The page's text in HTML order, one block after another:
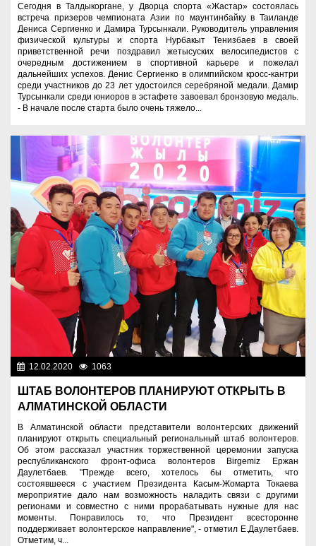
Сегодня в Талдыкоргане, у Дворца спорта «Жастар» состоялась
встреча призеров чемпионата Азии по маунтинбайку в Таиланде
Дениса Сергиенко и Дамира Турсынкали. Руководитель управления
физической культуры и спорта Нурбакыт Тенизбаев в своей
приветственной речи поздравил жетысуских велосипедистов с
очередным достижением в спортивной карьере и пожелал
дальнейших успехов. Денис Сергиенко в олимпийском кросс-кантри
среди участников до 23 лет удостоился серебряной медали. Дамир
Турсынкали среди юниоров в эстафете завоевал бронзовую медаль.
- В начале после старта было очень тяжело...
12.02.2020 1063
ШТАБ ВОЛОНТЕРОВ ПЛАНИРУЮТ ОТКРЫТЬ В
АЛМАТИНСКОЙ ОБЛАСТИ
В Алматинской области представители волонтерских движений
планируют открыть специальный региональный штаб волонтеров.
Об этом рассказал участник торжественной церемонии запуска
республиканского фронт-офиса волонтеров Birgemiz Ержан
Даулетбаев. "Прежде всего, хотелось бы отметить, что
состоявшееся с участием Президента Касым-Жомарта Токаева
мероприятие дало нам возможность наладить связи с другими
регионами и совместно с ними прорабатывать нужные для нас
моменты. Понравилось то, что Президент всесторонне
поддерживает волонтерское направление", - отметил Е.Даулетбаев.
Отметим, ч...